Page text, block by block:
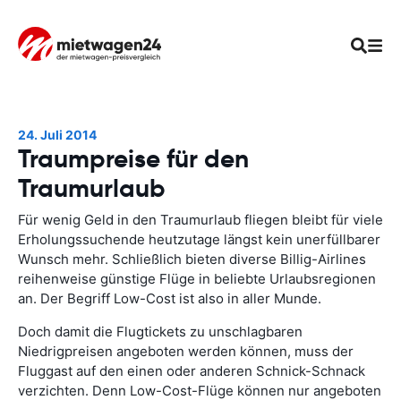
24. Juli 2014
Traumpreise für den
Traumurlaub
Für wenig Geld in den Traumurlaub fliegen bleibt für viele
Erholungssuchende heutzutage längst kein unerfüllbarer
Wunsch mehr. Schließlich bieten diverse Billig-Airlines
reihenweise günstige Flüge in beliebte Urlaubsregionen
an. Der Begriff Low-Cost ist also in aller Munde.
Doch damit die Flugtickets zu unschlagbaren
Niedrigpreisen angeboten werden können, muss der
Fluggast auf den einen oder anderen Schnick-Schnack
verzichten. Denn Low-Cost-Flüge können nur angeboten